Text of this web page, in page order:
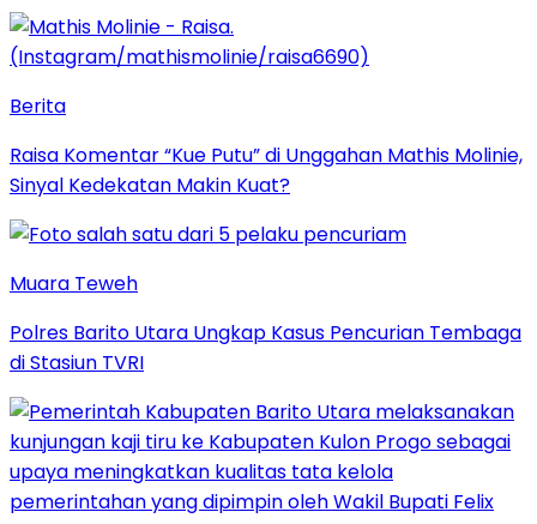
Berita
Raisa Komentar “Kue Putu” di Unggahan Mathis Molinie,
Sinyal Kedekatan Makin Kuat?
Muara Teweh
Polres Barito Utara Ungkap Kasus Pencurian Tembaga
di Stasiun TVRI